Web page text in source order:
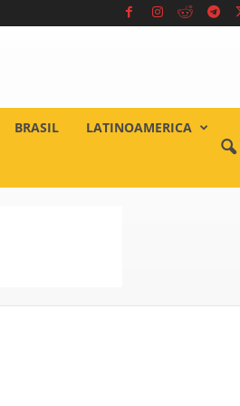
BRASIL LATINOAMERICA